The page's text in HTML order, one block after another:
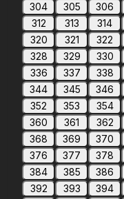
304
305 306
312
313 314
320
321 322
328
329 330
336
337 338
344
345 346
352
353 354
360
361 362
368
369 370
376
377 378
384
385 386
392
393 394